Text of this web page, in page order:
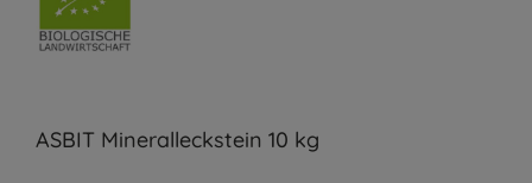
ASBIT Mineralleckstein 10 kg